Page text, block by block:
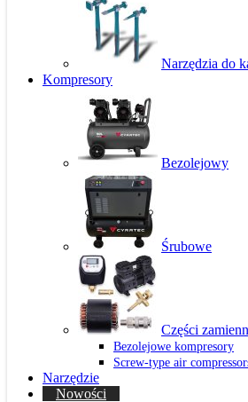
Narzędzia do
Kompresory
Bezolejowy
Śrubowe
Części
Bezolejowe kompresory
Screw-type air
Narzędzie
Nowości